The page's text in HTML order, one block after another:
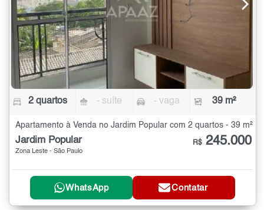
2 quartos - suíte - vaga 39 m²
Apartamento à Venda no Jardim Popular com 2 quartos - 39 m²
Jardim Popular
Zona Leste - São Paulo
R$ 245.000
WhatsApp Contatar